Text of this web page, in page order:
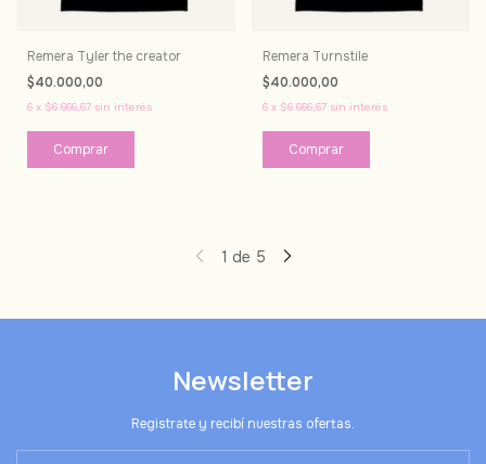
Remera Tyler the creator
$40.000,00
6 x $6.666,67 sin interés
Comprar
Remera Turnstile
$40.000,00
6 x $6.666,67 sin interés
Comprar
1 de 5
Newsletter
Registrate y recibí nuestras ofertas.